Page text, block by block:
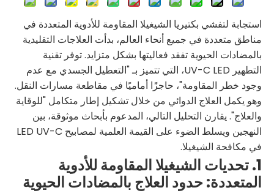
استجابة لتفشي بكتيريا الشيغيلا المقاومة للأدوية المتعددة في
مناطق متعددة في جميع أنحاء العالم، بدأت العلاجات التقليدية
بالمضادات الحيوية تفقد فعاليتها بشكل متزايد. توفر تقنية
التطهير UV-C LED، التي تتميز بـ "التعطيل الجسدي مع عدم
وجود خطر المقاومة"، حاجزًا أماميًا في مقاطعة مسارات النقل.
وهو يكمل العلاج الدوائي من خلال تشكيل إطار متكامل "للوقاية
والعلاج". يقارن التحليل التالي، المدعوم بأبحاث موثوقة، بين
النهجين ويسلط الضوء على القيمة العلمية لمصابيح LED UV-C
في مكافحة الشيغيلا.
1. تحديات الشيغيلا المقاومة للأدوية
المتعددة: حدود العلاج بالمضادات الحيوية